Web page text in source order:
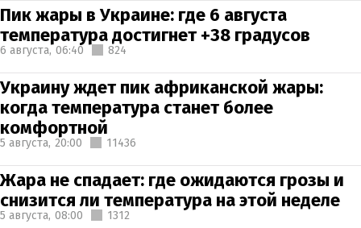
Пик жары в Украине: где 6 августа
температура достигнет +38 градусов
6 августа, 06:40 824
Украину ждет пик африканской жары:
когда температура станет более
комфортной
5 августа, 20:00 11436
Жара не спадает: где ожидаются грозы и
снизится ли температура на этой неделе
5 августа, 08:00 1312